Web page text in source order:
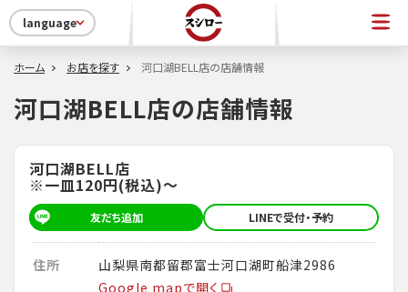
language
ホーム お店を探す 河口湖BELL店の店舗情報
河口湖BELL店の店舗情報
河口湖BELL店
※一皿120円(税込)～
友だち追加 LINEで受付・予約
住所
山梨県南都留郡富士河口湖町船津2986
Google mapで開く